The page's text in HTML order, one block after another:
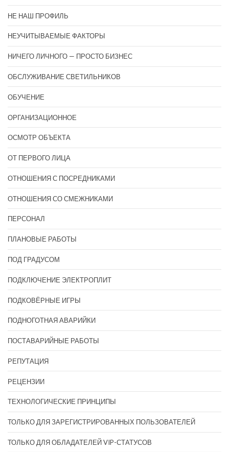
НЕ НАШ ПРОФИЛЬ
НЕУЧИТЫВАЕМЫЕ ФАКТОРЫ
НИЧЕГО ЛИЧНОГО — ПРОСТО БИЗНЕС
ОБСЛУЖИВАНИЕ СВЕТИЛЬНИКОВ
ОБУЧЕНИЕ
ОРГАНИЗАЦИОННОЕ
ОСМОТР ОБЪЕКТА
ОТ ПЕРВОГО ЛИЦА
ОТНОШЕНИЯ С ПОСРЕДНИКАМИ
ОТНОШЕНИЯ СО СМЕЖНИКАМИ
ПЕРСОНАЛ
ПЛАНОВЫЕ РАБОТЫ
ПОД ГРАДУСОМ
ПОДКЛЮЧЕНИЕ ЭЛЕКТРОПЛИТ
ПОДКОВЁРНЫЕ ИГРЫ
ПОДНОГОТНАЯ АВАРИЙКИ
ПОСТАВАРИЙНЫЕ РАБОТЫ
РЕПУТАЦИЯ
РЕЦЕНЗИИ
ТЕХНОЛОГИЧЕСКИЕ ПРИНЦИПЫ
ТОЛЬКО ДЛЯ ЗАРЕГИСТРИРОВАННЫХ ПОЛЬЗОВАТЕЛЕЙ
ТОЛЬКО ДЛЯ ОБЛАДАТЕЛЕЙ VIP-СТАТУСОВ